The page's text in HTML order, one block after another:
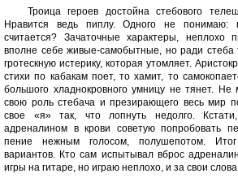
Троица героев достойна стебового
Нравится ведь пиплу. Одного не понимаю:
считается? Зачаточные характеры, неплохо
вполне себе живые-самобытные, но ради
гротескную истерику, которая утомляет.
стихи по кабакам поет, то хамит, то
большого хладнокровного умницу не тянет. Не
свою роль стебача и презирающего весь мир
свое «я» так, что лопнуть недолго.
адреналином в крови советую попробовать
пение нежным голосом, полушепотом.
вариантов. Кто сам испытывал вброс
игры на гитаре, но играю неплохо, и за свои